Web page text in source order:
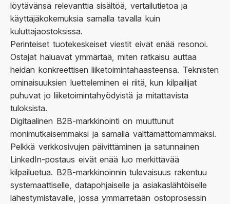
löytävänsä relevanttia sisältöä, vertailutietoa ja
käyttäjäkokemuksia samalla tavalla kuin
kuluttajaostoksissa.
Perinteiset tuotekeskeiset viestit eivät enää resonoi.
Ostajat haluavat ymmärtää, miten ratkaisu auttaa
heidän konkreettisen liiketoimintahaasteensa. Teknisten
ominaisuuksien luetteleminen ei riitä, kun kilpailijat
puhuvat jo liiketoimintahyödyistä ja mitattavista
tuloksista.
Digitaalinen B2B-markkinointi on muuttunut
monimutkaisemmaksi ja samalla välttämättömämmäksi.
Pelkkä verkkosivujen päivittäminen ja satunnainen
LinkedIn-postaus eivät enää luo merkittävää
kilpailuetua. B2B-markkinoinnin tulevaisuus rakentuu
systemaattiselle, datapohjaiselle ja asiakaslähtöiselle
lähestymistavalle, jossa ymmärretään ostoprosessin